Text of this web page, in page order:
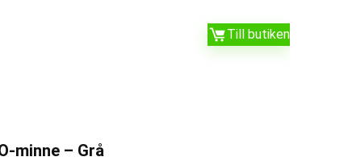
Till butiken
minne – Grå